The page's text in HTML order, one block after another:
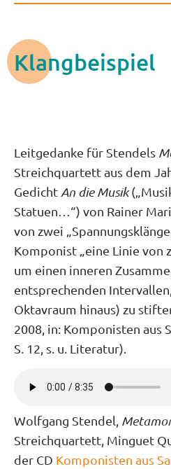
Klangbeispiel
Leitgedanke für Stendels
Streichquartett aus dem
Gedicht An die Musik
Statuen…“) von Rainer
von zwei
Komponist „eine Linie von
um einen inneren
entsprechenden
Oktavraum hinaus) zu
2008, in: Komponisten aus
S. 12, s. u. Literatur).
Wolfgang Stendel,
Streichquartett, Minguet
der CD Komponisten aus